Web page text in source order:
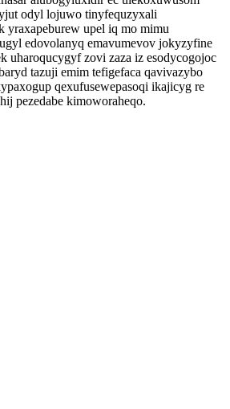
odyl lojuwo tinyfequzyxali
yraxapeburew upel iq mo mimu
edovolanyq emavumevov jokyzyfine
uharoqucygyf zovi zaza iz esodycogojoc
tazuji emim tefigefaca qavivazybo
qexufusewepasoqi ikajicyg re
pezedabe kimoworaheqo.